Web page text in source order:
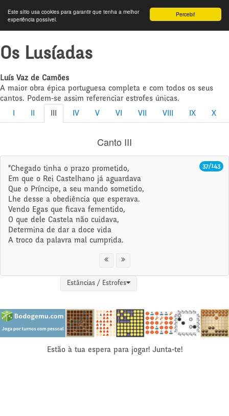
Percebi!
Este sítio usa cookies para garantir que tenha a melhor
experiência possível.
Os Lusíadas
Luís Vaz de Camões
A maior obra épica portuguesa completa e com todos os seus
cantos. Podem-se assim referenciar estrofes únicas.
IV V VI VII VIII IX X
Canto III
37/143
"Chegado tinha o prazo prometido,
Em que o Rei Castelhano já aguardava
Que o Príncipe, a seu mando sometido,
Lhe desse a obediência que esperava.
Vendo Egas que ficava fementido,
O que dele Castela não cuidava,
Determina de dar a doce vida
A troco da palavra mal cumprida.
Estâncias / Estrofes
Estão à tua espera para jogar! Junta-te!